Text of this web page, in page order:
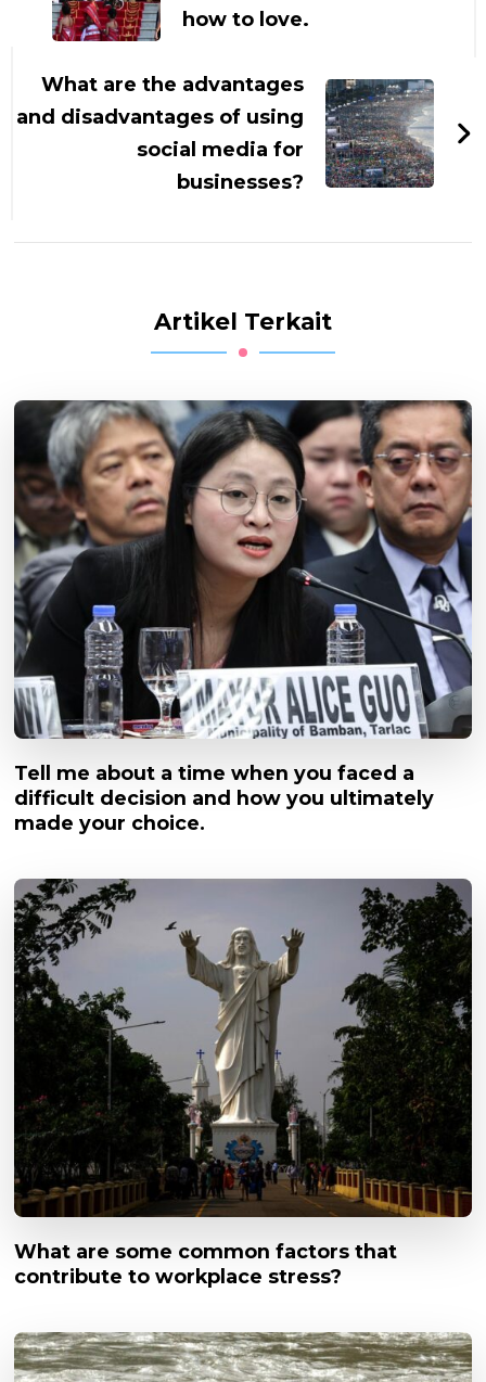
how to love.
What are the advantages
and disadvantages of using
social media for
businesses?
Artikel Terkait
Tell me about a time when you faced a
difficult decision and how you ultimately
made your choice.
What are some common factors that
contribute to workplace stress?